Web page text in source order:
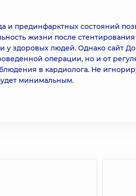
прединфарктных состояний
жизни после
у здоровых людей. Однако сайт
операции, но и от
в кардиолога. Не
минимальным.